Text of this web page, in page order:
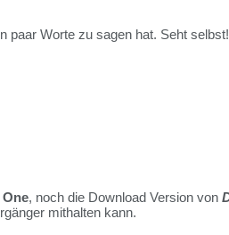
paar Worte zu sagen hat. Seht selbst!
, noch die Download Version von
mithalten kann.